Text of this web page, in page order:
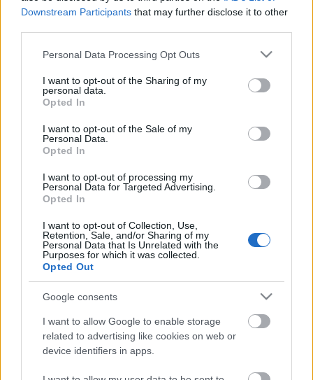
Downstream Participants that may further disclose it to other
Please note that this website/app uses one or more Google
not limited to your visit or usage behaviour. You may click to
grant or deny consent to Google and its third-party tags to
use your data for below specified purposes in below Google
consent section.
Personal Data Processing Opt Outs
I want to opt-out of the Sharing of my
personal data.
Opted In
I want to opt-out of the Sale of my
Personal Data.
Opted In
I want to opt-out of processing my
Personal Data for Targeted Advertising.
Opted In
I want to opt-out of Collection, Use,
Retention, Sale, and/or Sharing of my
Personal Data that Is Unrelated with the
Purposes for which it was collected.
Opted Out
Google consents
I want to allow Google to enable storage
related to advertising like cookies on web or
device identifiers in apps.
szépen éneklő férfi színész
- Férfitáncosok; elsősorban a musical, illetve jazz-
tánc világában otthonosan mozgó, jó
emeléstechnikával rendelkező, 25-30 év közötti férfi
táncosok
Jelentkezni abpkabare@gmail.com
A Konferanszié és Hősszerelmes szerepkörre 2
énekszámmal készüljenek, lehetőség szerint angolul
előadva.
A férfitáncosok egy musical/jazz tánc koreográfiával
Zenei alapot mindenki hozzon magával.
Casting időpontegyeztetése e-mailben.